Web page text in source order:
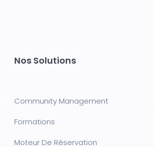
Nos Solutions
Community Management
Formations
Moteur De Réservation